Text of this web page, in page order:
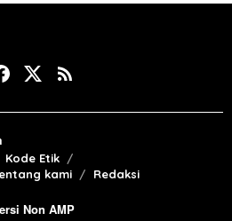
Kode Etik
kami Redaksi
Non AMP